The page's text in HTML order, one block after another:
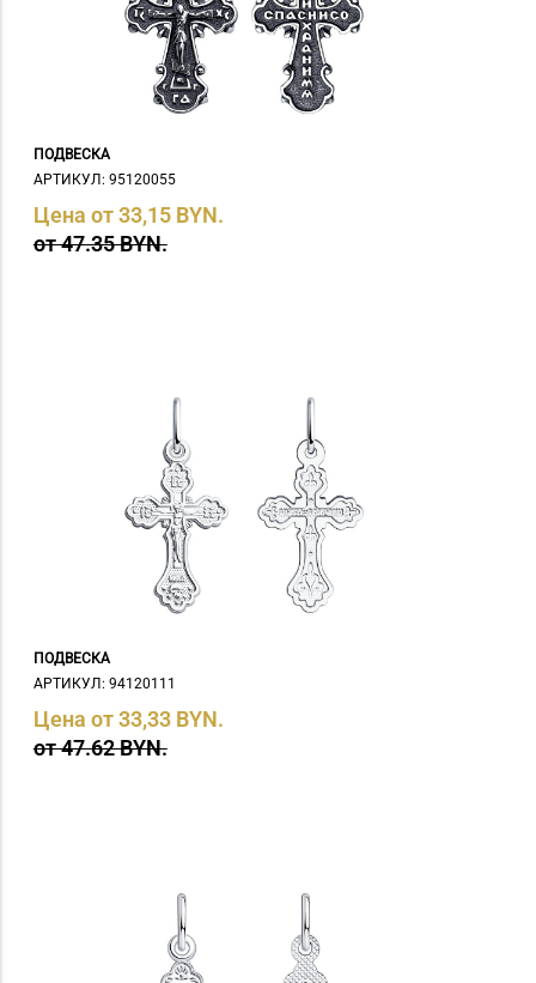
ПОДВЕСКА
АРТИКУЛ: 95120055
Цена от 33,15 BYN.
от 47.35 BYN.
ПОДВЕСКА
АРТИКУЛ: 94120111
Цена от 33,33 BYN.
от 47.62 BYN.